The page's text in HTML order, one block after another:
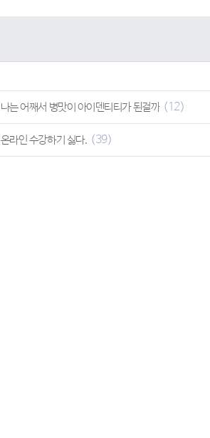
나는 어째서 병맛이 아이덴티티가 된걸까 (12)
온라인 수강하기 싫다. (39)